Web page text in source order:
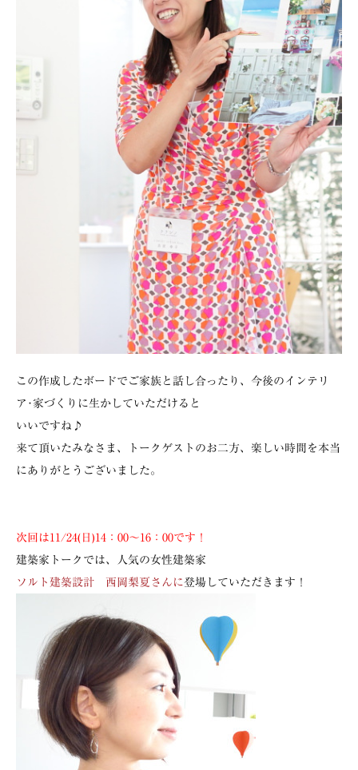
この作成したボードでご家族と話し合ったり、今後のインテリ
ア･家づくりに生かしていただけると
いいですね♪
来て頂いたみなさま、トークゲストのお二方、楽しい時間を本当
にありがとうございました。
次回は11/24(日)14：00～16：00です！
建築家トークでは、人気の女性建築家
ソルト建築設計 西岡梨夏さんに登場していただきます！